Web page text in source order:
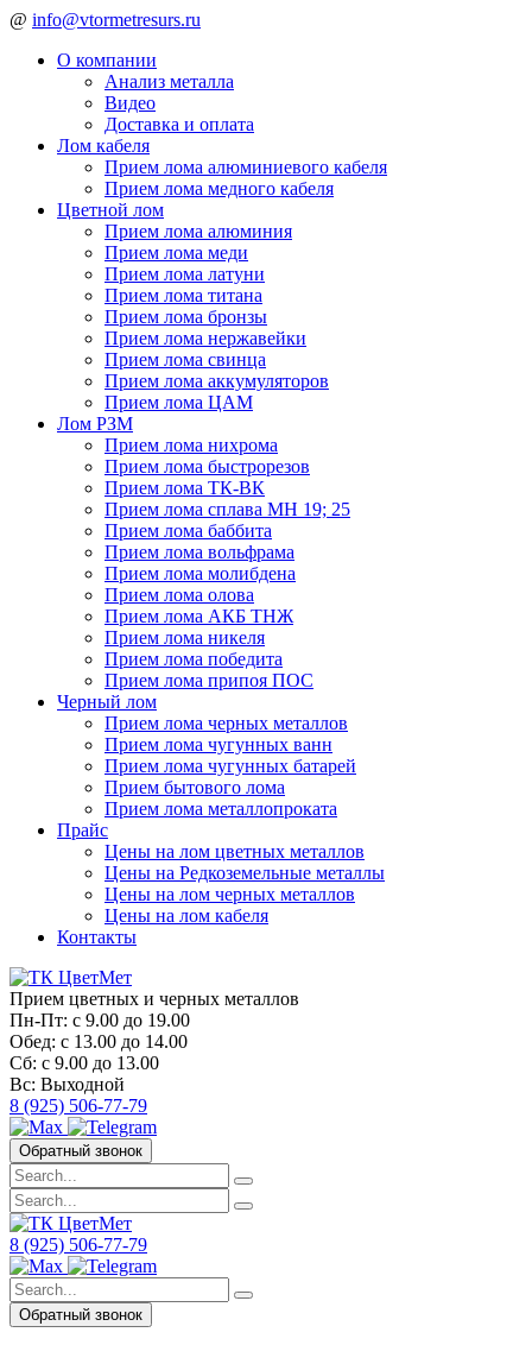
@ info@vtormetresurs.ru
О компании
Анализ металла
Видео
Доставка и оплата
Лом кабеля
Прием лома алюминиевого кабеля
Прием лома медного кабеля
Цветной лом
Прием лома алюминия
Прием лома меди
Прием лома латуни
Прием лома титана
Прием лома бронзы
Прием лома нержавейки
Прием лома свинца
Прием лома аккумуляторов
Прием лома ЦАМ
Лом РЗМ
Прием лома нихрома
Прием лома быстрорезов
Прием лома ТК-ВК
Прием лома сплава МН 19; 25
Прием лома баббита
Прием лома вольфрама
Прием лома молибдена
Прием лома олова
Прием лома АКБ ТНЖ
Прием лома никеля
Прием лома победита
Прием лома припоя ПОС
Черный лом
Прием лома черных металлов
Прием лома чугунных ванн
Прием лома чугунных батарей
Прием бытового лома
Прием лома металлопроката
Прайс
Цены на лом цветных металлов
Цены на Редкоземельные металлы
Цены на лом черных металлов
Цены на лом кабеля
Контакты
Прием цветных и черных металлов
Пн-Пт: с 9.00 до 19.00
Обед: с 13.00 до 14.00
Сб: с 9.00 до 13.00
Вс: Выходной
8 (925) 506-77-79
Обратный звонок
8 (925) 506-77-79
Обратный звонок